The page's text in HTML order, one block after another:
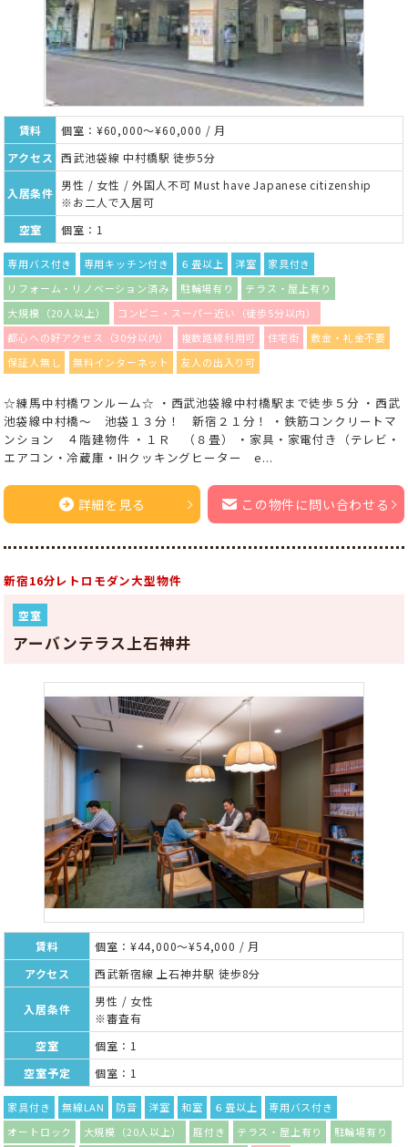
賃料
個室：¥60,000～¥60,000 / 月
アクセス
西武池袋線 中村橋駅 徒歩5分
入居条件
男性 / 女性 / 外国人不可 Must have Japanese citizenship
※お二人で入居可
空室
個室：1
専用バス付き 専用キッチン付き ６畳以上 洋室
家具付き
リフォーム・リノベーション済み
駐輪場有り
テラス・屋上有り
大規模（20人以上）
コンビニ・スーパー近い（徒歩5分以内）
都心への好アクセス（30分以内）
複数路線利用可 住宅街
敷金・礼金不要
保証人無し
無料インターネット 友人の出入り可
☆練馬中村橋ワンルーム☆ ・西武池袋線中村橋駅まで徒歩５分 ・西武
池袋線中村橋～ 池袋１３分！ 新宿２１分！ ・鉄筋コンクリートマ
ンション ４階建物件 ・１Ｒ （８畳） ・家具・家電付き（テレビ・
エアコン・冷蔵庫・IHクッキングヒーター e...
詳細を見る この物件に問い合わせる
新宿16分レトロモダン大型物件
空室
アーバンテラス上石神井
賃料
個室：¥44,000～¥54,000 / 月
アクセス
西武新宿線 上石神井駅 徒歩8分
入居条件
男性 / 女性
※審査有
空室
個室：1
空室予定
個室：1
家具付き 無線LAN 防音 洋室 和室 ６畳以上
専用バス付き
オートロック
大規模（20人以上） 庭付き テラス・屋上有り
駐輪場有り